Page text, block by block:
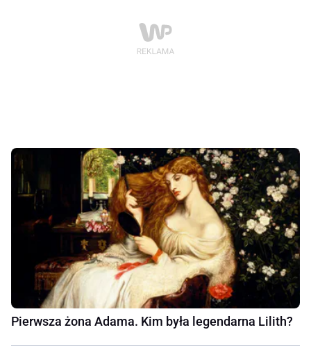
Pierwsza żona Adama. Kim była legendarna Lilith?